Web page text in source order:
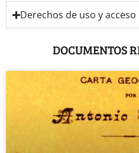
Derechos de uso y acceso
DOCUMENTOS